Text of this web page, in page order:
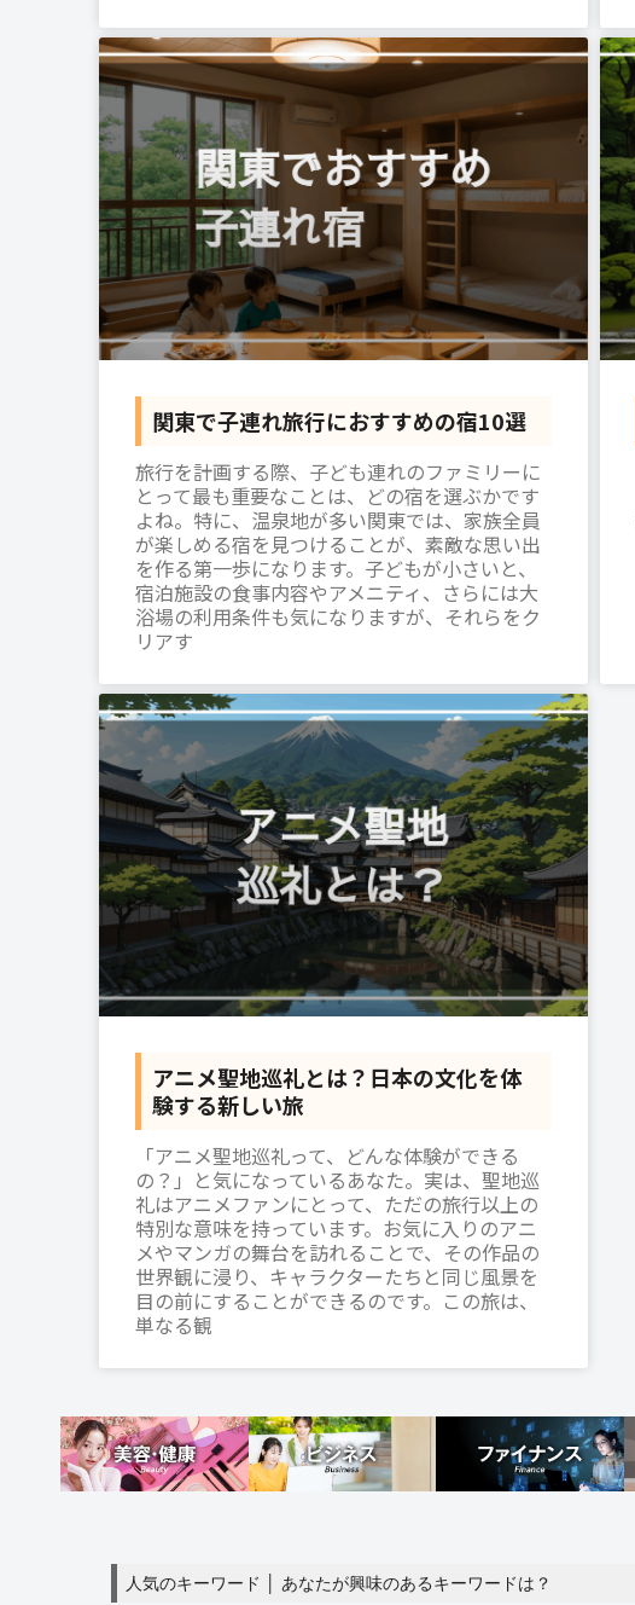
関東で子連れ旅行におすすめの宿10選
旅行を計画する際、子ども連れのファミリーに
とって最も重要なことは、どの宿を選ぶかです
よね。特に、温泉地が多い関東では、家族全員
が楽しめる宿を見つけることが、素敵な思い出
を作る第一歩になります。子どもが小さいと、
宿泊施設の食事内容やアメニティ、さらには大
浴場の利用条件も気になりますが、それらをク
リアす
アニメ聖地巡礼とは？日本の文化を体
験する新しい旅
「アニメ聖地巡礼って、どんな体験ができる
の？」と気になっているあなた。実は、聖地巡
礼はアニメファンにとって、ただの旅行以上の
特別な意味を持っています。お気に入りのアニ
メやマンガの舞台を訪れることで、その作品の
世界観に浸り、キャラクターたちと同じ風景を
目の前にすることができるのです。この旅は、
単なる観
人気のキーワード │ あなたが興味のあるキーワードは？